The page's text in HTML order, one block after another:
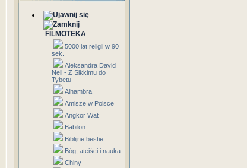
FILMOTEKA
5000 lat religii w 90
sek.
Aleksandra David
Nell - Z Sikkimu do
Tybetu
Alhambra
Amisze w Polsce
Angkor Wat
Babilon
Biblijne bestie
Bóg, ateiści i nauka
Chiny